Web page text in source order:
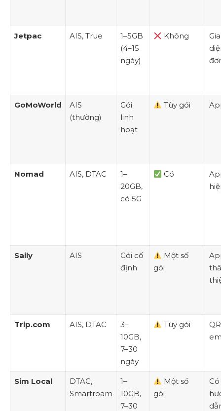
Jetpac AIS, True
1–5GB
(4–15
ngày)
Không
GoMoWorld
AIS
(thường)
Gói
linh
hoạt
Tùy gói
Nomad AIS, DTAC
1–
20GB,
có 5G
Có
Saily AIS
Gói cố
định
Một số
gói
Trip.com AIS, DTAC
3–
10GB,
7–30
ngày
Tùy gói
Sim Local
DTAC,
Smartroam
1–
10GB,
7–30
Một số
gói
Có